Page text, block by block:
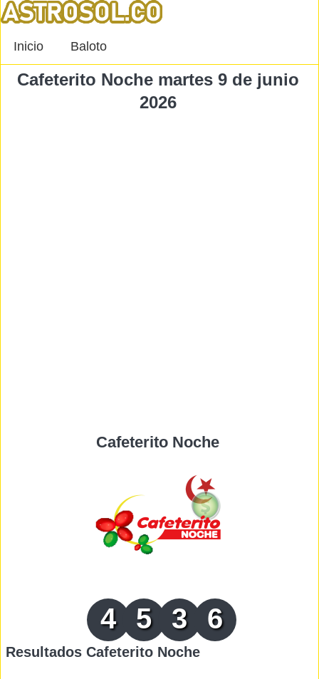
Inicio Baloto
Cafeterito Noche martes 9 de junio
2026
Cafeterito Noche
4 5 3 6
Resultados Cafeterito Noche